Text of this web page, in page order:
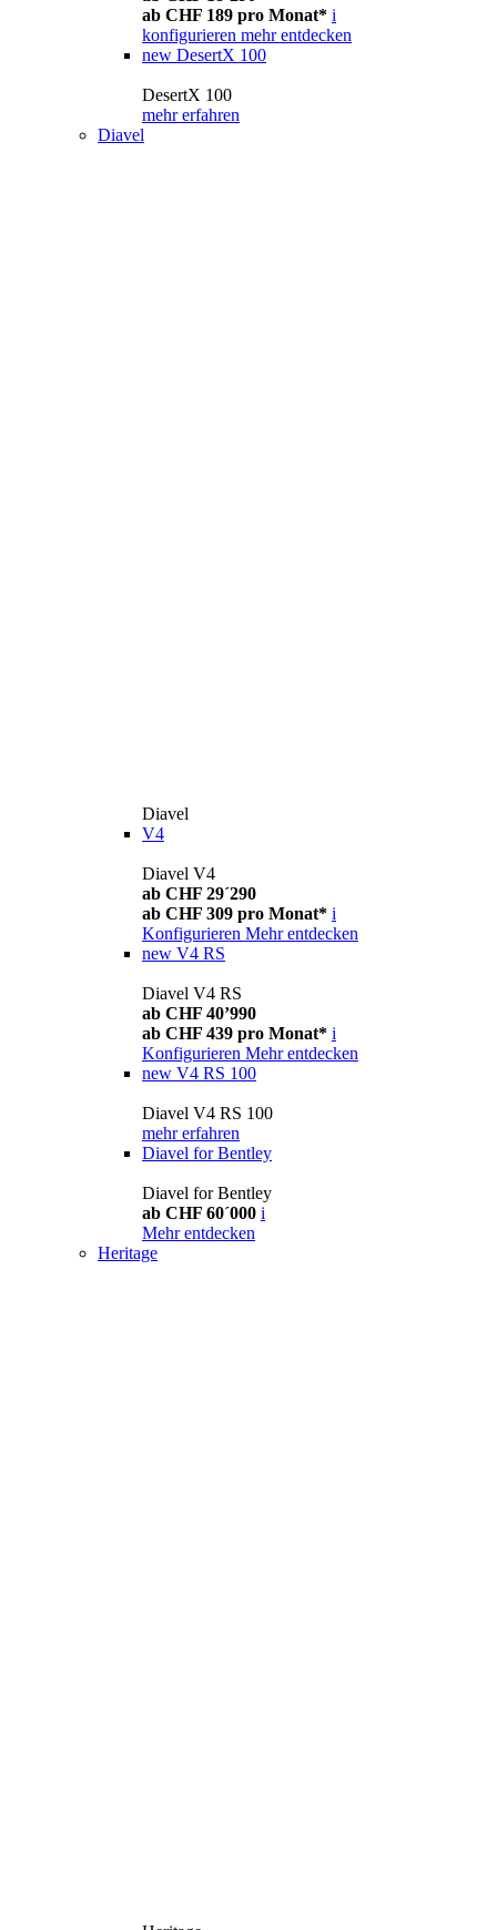
ab CHF 189 pro Monat* i
konfigurieren mehr entdecken
new DesertX 100
DesertX 100
mehr erfahren
Diavel
Diavel
V4
Diavel V4
ab CHF 29´290
ab CHF 309 pro Monat* i
Konfigurieren Mehr entdecken
new V4 RS
Diavel V4 RS
ab CHF 40’990
ab CHF 439 pro Monat* i
Konfigurieren Mehr entdecken
new V4 RS 100
Diavel V4 RS 100
mehr erfahren
Diavel for Bentley
Diavel for Bentley
ab CHF 60´000 i
Mehr entdecken
Heritage